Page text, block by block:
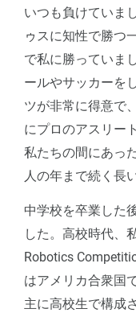
いつも負けていま
ゥスに知性で勝つ
で私に勝っていま
ールやサッカーを
ツが非常に得意で
にプロのアスリー
私たちの間にあっ
人の年まで続く長
中学校を卒業した
した。高校時代、
Robotics
はアメリカ合衆国
主に高校生で構成